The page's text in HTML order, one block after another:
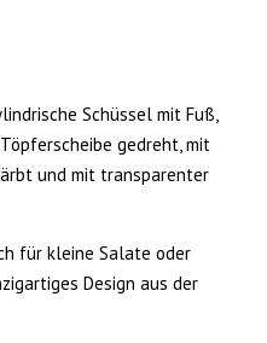
Schüssel mit Fuß,
gedreht, mit
und mit transparenter
für kleine Salate oder
Design aus der